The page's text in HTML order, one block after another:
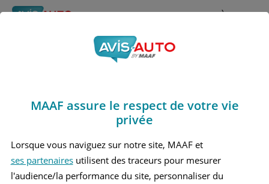
Rechercher À propos
Obtenir un devis d'assurance auto MAAF
Avis Cupra Born Berline
(2021 - )
MAAF assure le respect de votre vie
privée
Lorsque vous naviguez sur notre site, MAAF et
ses partenairesutilisent des traceurs pour mesurer
l'audience/la performance du site, personnaliser du